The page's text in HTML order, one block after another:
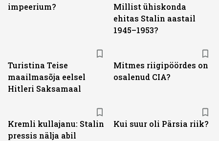
impeerium?
Millist ühiskonda
ehitas Stalin aastail
1945–1953?
Turistina Teise
maailmasõja eelsel
Hitleri Saksamaal
Mitmes riigipöördes on
osalenud CIA?
Kremli kullajanu: Stalin
pressis nälja abil
Kui suur oli Pärsia riik?